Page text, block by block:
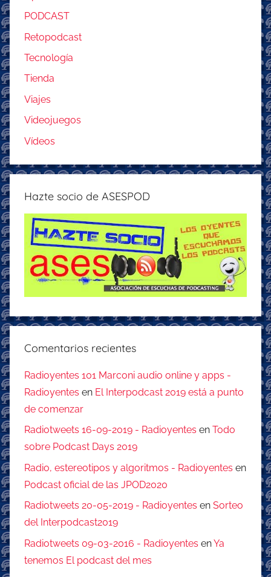
PODCAST
Retopodcast
Tecnología
Tienda
Viajes
Videojuegos
Vídeos
Hazte socio de ASESPOD
Comentarios recientes
Radioyentes 101 Marconi audio online y apps -
Radioyentes en El Interpodcast 2019 está a punto
de comenzar
Radiotweets 16-09-2019 - Radioyentes en Todo
sobre Podcast Days 2019
Radio, estereotipos y algoritmos - Radioyentes en
Podcast oficial de las JPOD2020
Radiotweets 20-05-2019 - Radioyentes en Sorteo
del Interpodcast2019
Radiotweets 09-03-2016 - Radioyentes enYa
tenemos El podcast del mes